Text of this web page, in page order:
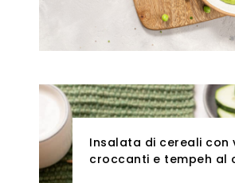
Insalata di cereali con
croccanti e tempeh al